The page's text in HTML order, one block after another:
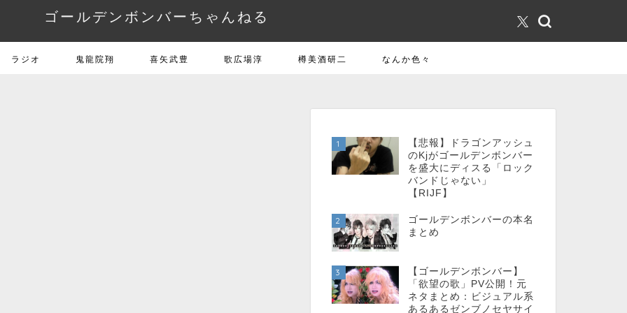
ゴールデンボンバーちゃんねる
ラジオ 鬼龍院翔 喜矢武豊 歌広場淳 樽美酒研二 なんか色々
1
【悲報】ドラゴンアッシュ
のKjがゴールデンボンバー
を盛大にディスる「ロック
バンドじゃない」
【RIJF】
2
ゴールデンボンバーの本名
まとめ
3
【ゴールデンボンバー】
「欲望の歌」PV公開！元
ネタまとめ：ビジュアル系
あるあるゼンブノセヤサイ